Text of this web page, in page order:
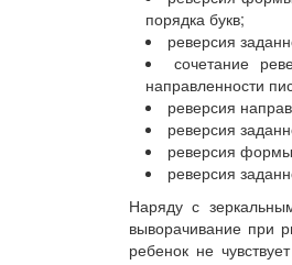
порядка букв;
реверсия
сочетание
направленности
реверсия
реверсия
реверсия
реверсия
Наряду с
выворачивание при
ребенок не